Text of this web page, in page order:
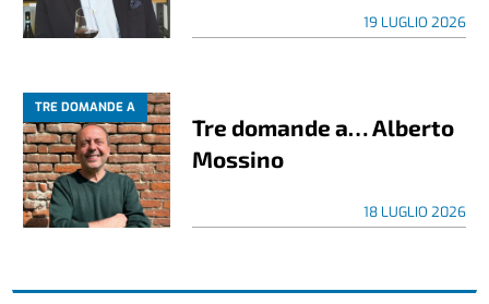
19 LUGLIO 2026
TRE DOMANDE A
Tre domande a… Alberto
Mossino
18 LUGLIO 2026